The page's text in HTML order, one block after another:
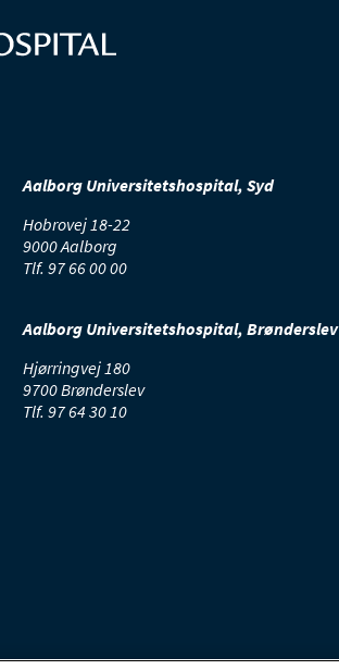
Aalborg Universitetshospital, Syd
Hobrovej 18-22
9000 Aalborg
Tlf. 97 66 00 00
Aalborg Universitetshospital, Brønderslev
Hjørringvej 180
9700 Brønderslev
Tlf. 97 64 30 10